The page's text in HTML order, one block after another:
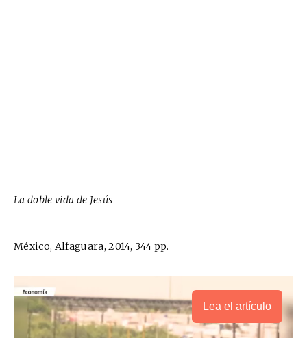
La doble vida de Jesús
México, Alfaguara, 2014, 344 pp.
Lea el artículo